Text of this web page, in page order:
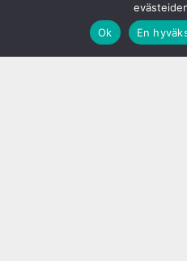
Ok
En